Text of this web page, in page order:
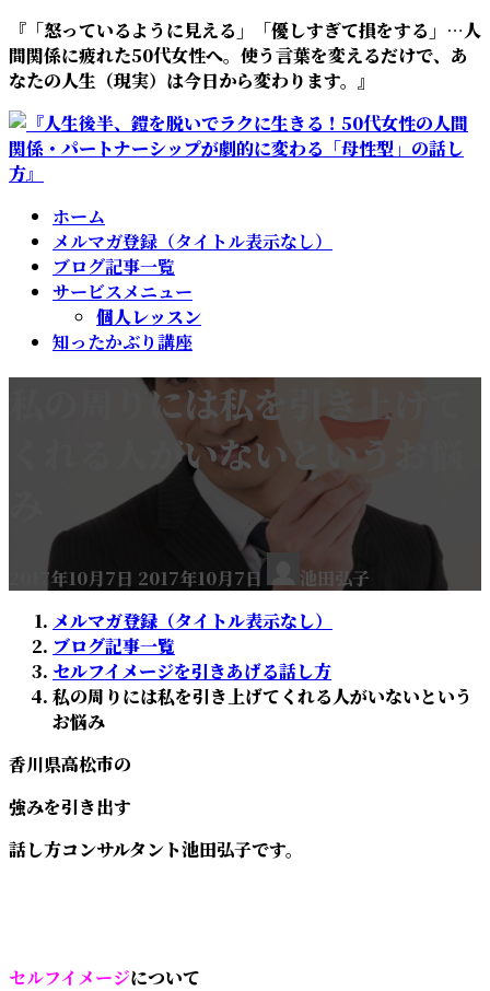
コ
ン
テ
ン
ツ
へ
ス
ナ
ビ
ゲ
ー
シ
ョ
ン
『「怒っているように見える」「優しすぎて損をする」…人
間関係に疲れた50代女性へ。使う言葉を変えるだけで、あ
なたの人生（現実）は今日から変わります。』
ホーム
メルマガ登録（タイトル表示なし）
ブログ記事一覧
サービスメニュー
個人レッスン
知ったかぶり講座
私の周りには私を引き上げて
くれる人がいないというお悩
2017年10月7日 終
更
新
日
時
2017年10月7日
池田弘子
メルマガ登録（タイトル表示なし）
ブログ記事一覧
セルフイメージを引きあげる話し方
私の周りには私を引き上げてくれる人がいないという
お悩み
香川県高松市の
強みを引き出す
話し方コンサルタント池田弘子です。
セルフイメージについて